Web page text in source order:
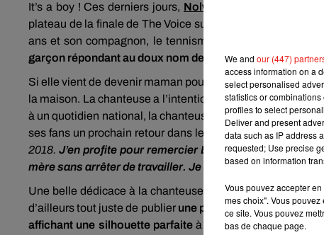
It’s a boy ! Ces derniers jours, Nolwenn Leroy
affichait
plateau de la finale de The Voice sur TF1 ou encore sur le
ans et son compagnon, le tennisman Arnaud Clément,
garçon répondant au doux nom de Marinest né au cours
Si elle vient de devenir maman pour la première fois, pas
la maison. La chanteuse a l’intention de revenir
à un quotidien national, la chanteuse révélée par la
ses fans un prochain retour dans les bacs, mais surtout
2018.J’en profite pour remercier Beyoncé, Marion
mère sans arrêter de travailler. Je serai artiste et maman
Une belle dédicace à la chanteuse Beyoncé qui a
d’ailleurs tout juste de publier une photo de ses deux
affichant une silhouette parfaiteà peine un mois après
We and our (447)
access information on a
select personalised
statistics or
profiles to select
Deliver and present
data such as IP address
requested; Use precise
based on information
Vous pouvez accepter
mes choix". Vous
ce site. Vous pouvez
bas de chaque page.